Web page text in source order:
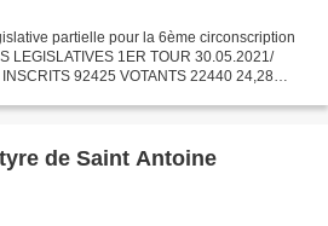
partielle pour la 6ème circonscription
92425 VOTANTS 22440 24,28
de Saint Antoine